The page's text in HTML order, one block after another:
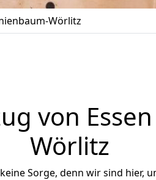
Wörlitz
von
Wörlitz
Sorge, denn wir sind hier,